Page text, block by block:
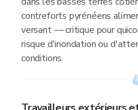
contreforts pyrénéens
versant — critique pour
risque d'inondation ou
conditions.